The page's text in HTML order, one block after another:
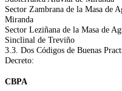
Sector Zambrana de la Masa de
Miranda
Sector Leziñana de la Masa de
Sinclinal de Treviño
3.3. Dos Códigos de Buenas
Decreto:
CBPA